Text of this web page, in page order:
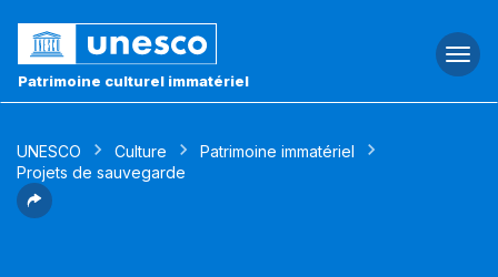
Patrimoine culturel immatériel
UNESCO Culture
Patrimoine immatériel
Projets de sauvegarde